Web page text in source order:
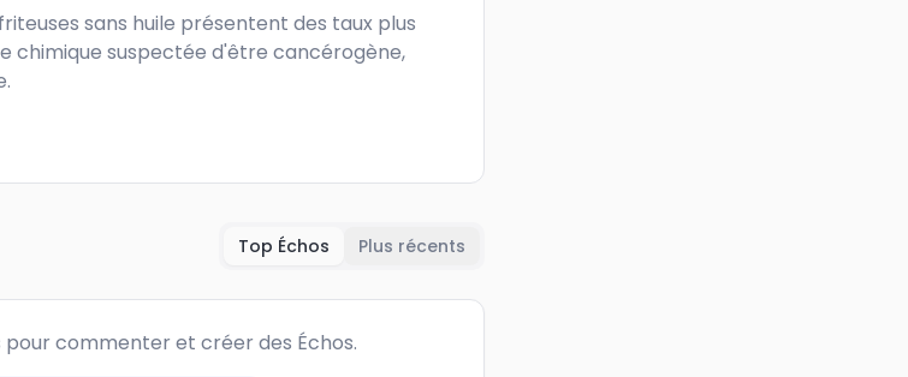
sans huile présentent des taux plus
chimique suspectée d'être cancérogène,
Top Échos Plus récents
commenter et créer des Échos.